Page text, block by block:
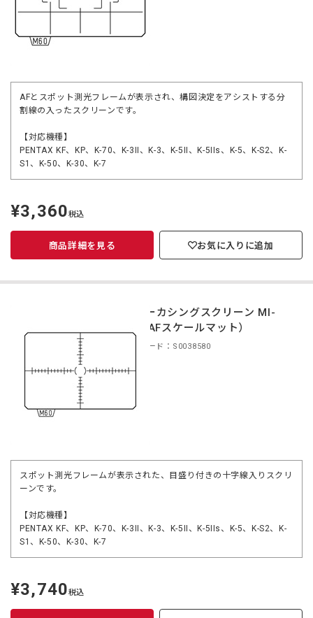
AFとスポット測光フレームが表示され、構図決定をアシストする分
割線の入ったスクリーンです。
【対応機種】
PENTAX KF、KP、K-70、K-3II、K-3、K-5II、K-5IIs、K-5、K-S2、K-
S1、K-50、K-30、K-7
定
価
¥3,360税込
商品詳細を見る お気に入りに追加
フォーカシングスクリーン MI-
60（AFスケールマット）
商品コード：S0038580
スポット測光フレームが表示された、目盛り付きの十字線入りスクリ
ーンです。
【対応機種】
PENTAX KF、KP、K-70、K-3II、K-3、K-5II、K-5IIs、K-5、K-S2、K-
S1、K-50、K-30、K-7
定
価
¥3,740税込